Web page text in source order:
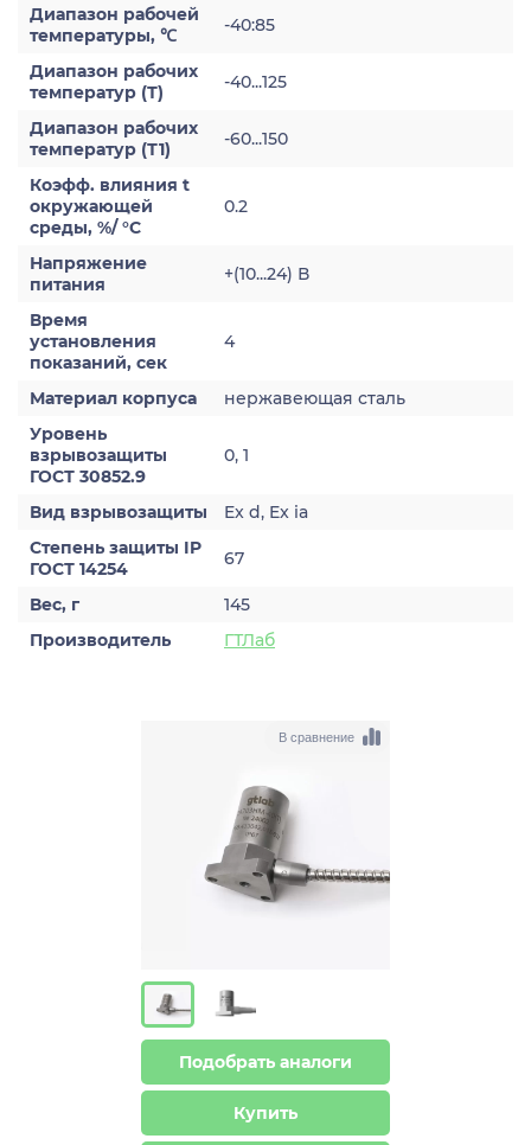
Диапазон рабочей
температуры, ℃
-40:85
Диапазон рабочих
температур (Т)
-40...125
Диапазон рабочих
температур (Т1)
-60...150
Коэфф. влияния t
окружающей
среды, %/ °С
0.2
Напряжение
питания
+(10...24) В
Время
установления
показаний, сек
4
Материал корпуса
нержавеющая сталь
Уровень
взрывозащиты
ГОСТ 30852.9
0, 1
Вид взрывозащиты
Ex d, Ex ia
Степень защиты IP
ГОСТ 14254
67
Вес, г
145
Производитель
ГТЛаб
В сравнение
Подобрать аналоги
Купить